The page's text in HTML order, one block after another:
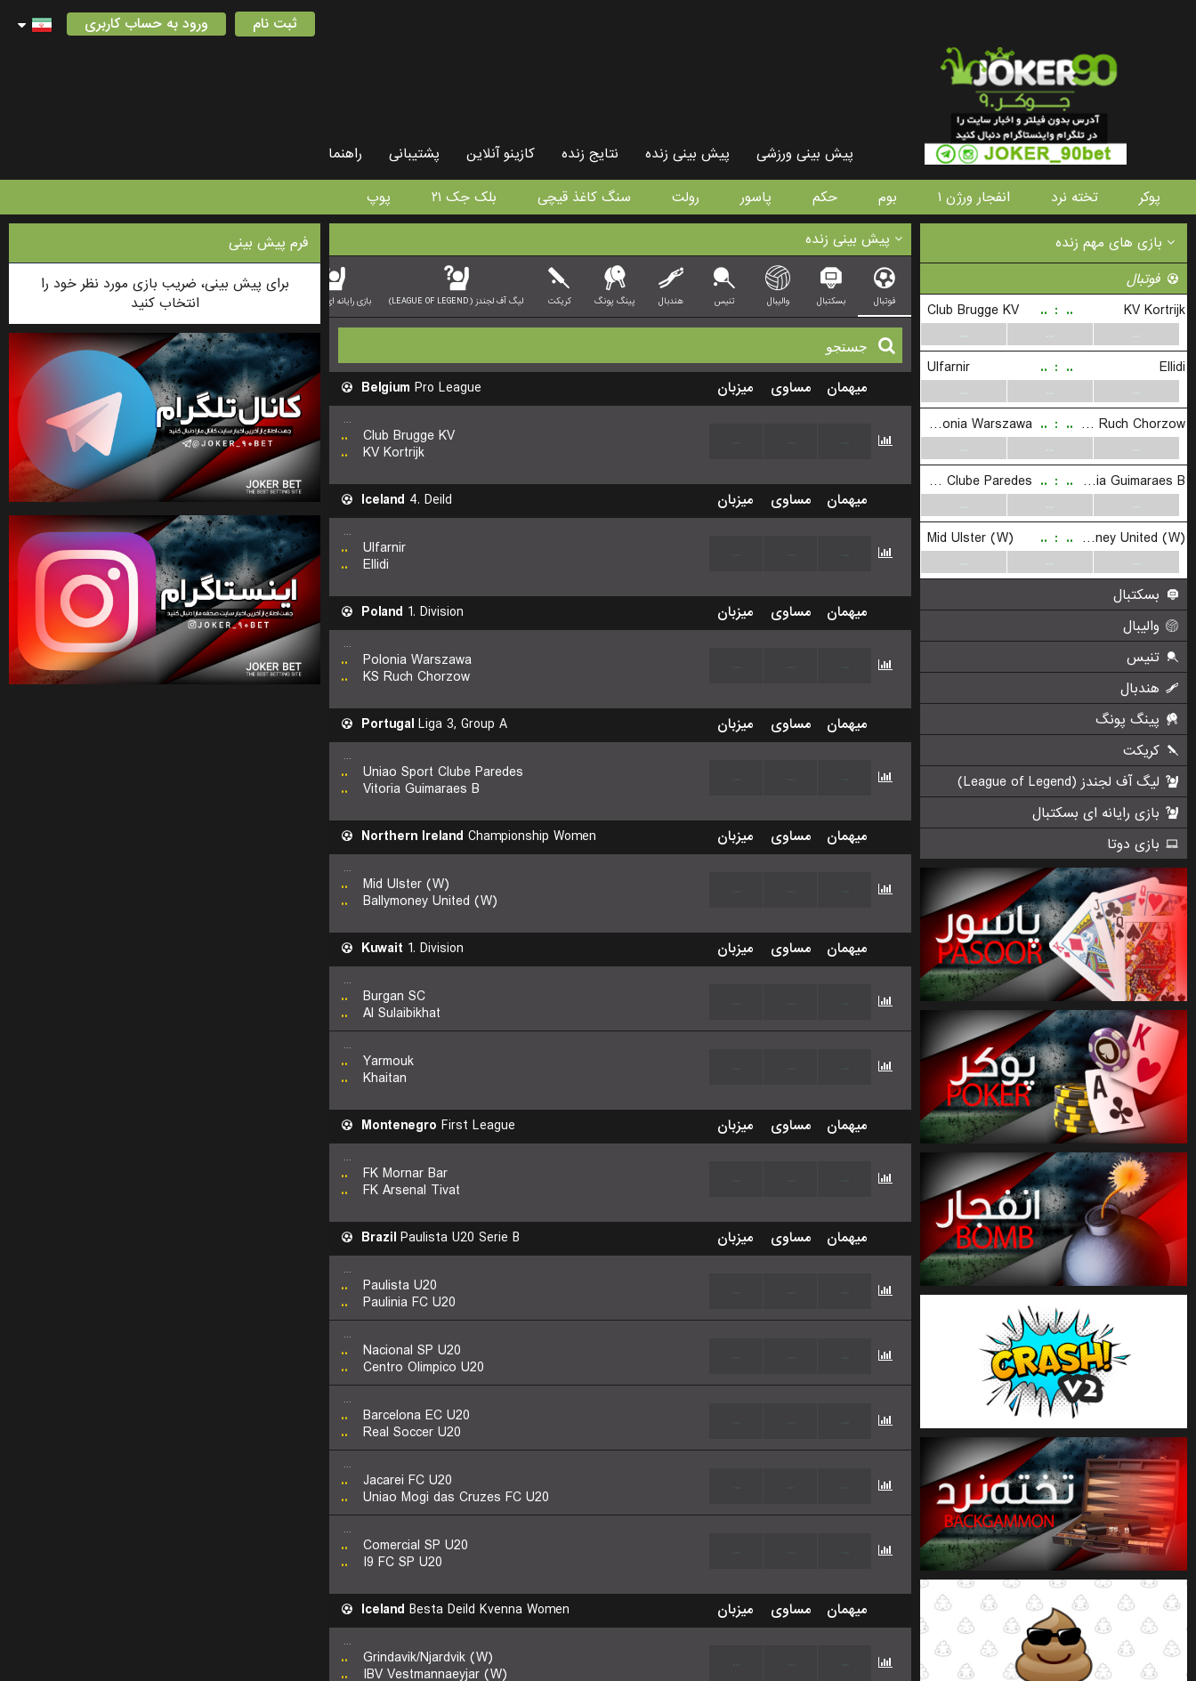
ثبت نام ورود به حساب کاربری
پیش بینی ورزشی پیش بینی زنده نتایج زنده کازینو آنلاین پشتیبانی راهنما
پوکر تخته نرد انفجار ورژن ۱ بوم حکم پاسور رولت سنگ کاغذ قیچی بلک جک ۲۱ پوپ
بازی های مهم زنده
فوتبال
Club Brugge KV
.. : .. KV Kortrijk
Ulfarnir .. : .. Ellidi
Polonia Warszawa .. : .. KS Ruch Chorzow
Uniao Sport Clube Paredes .. : .. Vitoria Guimaraes B
Mid Ulster (W) .. : .. Ballymoney United (W)
بسکتبال
والیبال
تنیس
هندبال
پینگ پونگ
کریکت
لیگ آف لجندز (League of Legend)
بازی رایانه ای بسکتبال
بازی دوتا
پیش بینی زنده
فوتبال بسکتبال والیبال تنیس هندبال پینگ پونگ کریکت لیگ آف لجندز (LEAGUE OF LEGEND) بازی رایانه ای بسکتبال
Belgium Pro League میزبان مساوی میهمان
...
.. Club Brugge KV
.. KV Kortrijk
Iceland 4. Deild میزبان مساوی میهمان
...
.. Ulfarnir
.. Ellidi
Poland 1. Division میزبان مساوی میهمان
...
.. Polonia Warszawa
.. KS Ruch Chorzow
Portugal Liga 3, Group A میزبان مساوی میهمان
...
.. Uniao Sport Clube Paredes
.. Vitoria Guimaraes B
Northern Ireland Championship Women میزبان مساوی میهمان
...
.. Mid Ulster (W)
.. Ballymoney United (W)
Kuwait 1. Division میزبان مساوی میهمان
...
.. Burgan SC
.. Al Sulaibikhat
...
.. Yarmouk
.. Khaitan
Montenegro First League میزبان مساوی میهمان
...
.. FK Mornar Bar
.. FK Arsenal Tivat
Brazil Paulista U20 Serie B میزبان مساوی میهمان
...
.. Paulista U20
.. Paulinia FC U20
...
.. Nacional SP U20
.. Centro Olimpico U20
...
.. Barcelona EC U20
.. Real Soccer U20
...
.. Jacarei FC U20
.. Uniao Mogi das Cruzes FC U20
...
.. Comercial SP U20
.. I9 FC SP U20
Iceland Besta Deild Kvenna Women میزبان مساوی میهمان
...
.. Grindavik/Njardvik (W)
.. IBV Vestmannaeyjar (W)
فرم پیش بینی
برای پیش بینی، ضریب بازی مورد نظر خود را
انتخاب کنید